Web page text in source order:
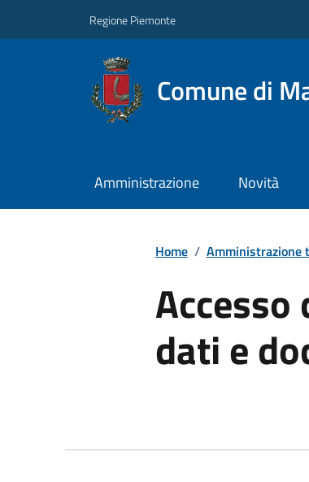
Regione Piemonte
Comune di
Amministrazione Novità
Home / Amministrazione
dati e